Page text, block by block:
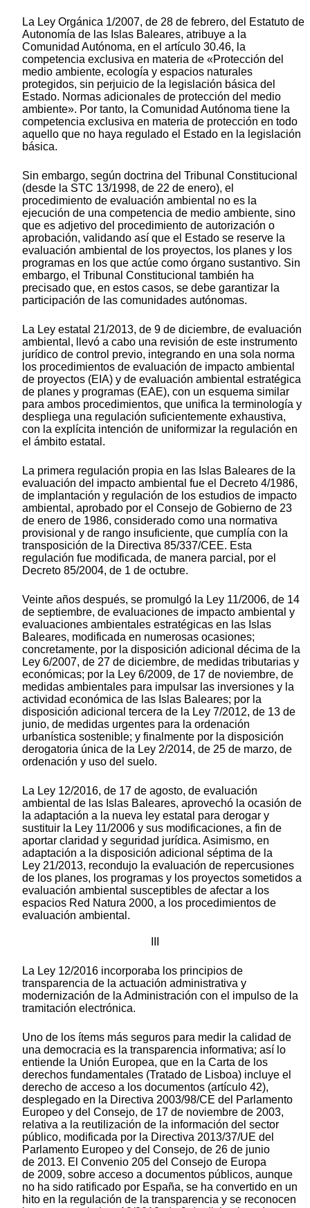
La Ley Orgánica 1/2007, de 28 de febrero, del Estatuto de
Autonomía de las Islas Baleares, atribuye a la
Comunidad Autónoma, en el artículo 30.46, la
competencia exclusiva en materia de «Protección del
medio ambiente, ecología y espacios naturales
protegidos, sin perjuicio de la legislación básica del
Estado. Normas adicionales de protección del medio
ambiente». Por tanto, la Comunidad Autónoma tiene la
competencia exclusiva en materia de protección en todo
aquello que no haya regulado el Estado en la legislación
básica.
Sin embargo, según doctrina del Tribunal Constitucional
(desde la STC 13/1998, de 22 de enero), el
procedimiento de evaluación ambiental no es la
ejecución de una competencia de medio ambiente, sino
que es adjetivo del procedimiento de autorización o
aprobación, validando así que el Estado se reserve la
evaluación ambiental de los proyectos, los planes y los
programas en los que actúe como órgano sustantivo. Sin
embargo, el Tribunal Constitucional también ha
precisado que, en estos casos, se debe garantizar la
participación de las comunidades autónomas.
La Ley estatal 21/2013, de 9 de diciembre, de evaluación
ambiental, llevó a cabo una revisión de este instrumento
jurídico de control previo, integrando en una sola norma
los procedimientos de evaluación de impacto ambiental
de proyectos (EIA) y de evaluación ambiental estratégica
de planes y programas (EAE), con un esquema similar
para ambos procedimientos, que unifica la terminología y
despliega una regulación suficientemente exhaustiva,
con la explícita intención de uniformizar la regulación en
el ámbito estatal.
La primera regulación propia en las Islas Baleares de la
evaluación del impacto ambiental fue el Decreto 4/1986,
de implantación y regulación de los estudios de impacto
ambiental, aprobado por el Consejo de Gobierno de 23
de enero de 1986, considerado como una normativa
provisional y de rango insuficiente, que cumplía con la
transposición de la Directiva 85/337/CEE. Esta
regulación fue modificada, de manera parcial, por el
Decreto 85/2004, de 1 de octubre.
Veinte años después, se promulgó la Ley 11/2006, de 14
de septiembre, de evaluaciones de impacto ambiental y
evaluaciones ambientales estratégicas en las Islas
Baleares, modificada en numerosas ocasiones;
concretamente, por la disposición adicional décima de la
Ley 6/2007, de 27 de diciembre, de medidas tributarias y
económicas; por la Ley 6/2009, de 17 de noviembre, de
medidas ambientales para impulsar las inversiones y la
actividad económica de las Islas Baleares; por la
disposición adicional tercera de la Ley 7/2012, de 13 de
junio, de medidas urgentes para la ordenación
urbanística sostenible; y finalmente por la disposición
derogatoria única de la Ley 2/2014, de 25 de marzo, de
ordenación y uso del suelo.
La Ley 12/2016, de 17 de agosto, de evaluación
ambiental de las Islas Baleares, aprovechó la ocasión de
la adaptación a la nueva ley estatal para derogar y
sustituir la Ley 11/2006 y sus modificaciones, a fin de
aportar claridad y seguridad jurídica. Asimismo, en
adaptación a la disposición adicional séptima de la
Ley 21/2013, recondujo la evaluación de repercusiones
de los planes, los programas y los proyectos sometidos a
evaluación ambiental susceptibles de afectar a los
espacios Red Natura 2000, a los procedimientos de
evaluación ambiental.
La Ley 12/2016 incorporaba los principios de
transparencia de la actuación administrativa y
modernización de la Administración con el impulso de la
tramitación electrónica.
Uno de los ítems más seguros para medir la calidad de
una democracia es la transparencia informativa; así lo
entiende la Unión Europea, que en la Carta de los
derechos fundamentales (Tratado de Lisboa) incluye el
derecho de acceso a los documentos (artículo 42),
desplegado en la Directiva 2003/98/CE del Parlamento
Europeo y del Consejo, de 17 de noviembre de 2003,
relativa a la reutilización de la información del sector
público, modificada por la Directiva 2013/37/UE del
Parlamento Europeo y del Consejo, de 26 de junio
de 2013. El Convenio 205 del Consejo de Europa
de 2009, sobre acceso a documentos públicos, aunque
no ha sido ratificado por España, se ha convertido en un
hito en la regulación de la transparencia y se reconocen